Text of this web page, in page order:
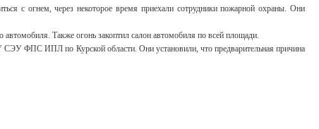
с огнем, через некоторое время приехали сотрудники пожарной охраны. Они
автомобиля. Также огонь закоптил салон автомобиля по всей площади.
ФПС ИПЛ по Курской области. Они установили, что предварительная причина